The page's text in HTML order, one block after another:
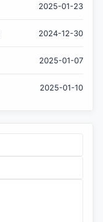
2025-01-23
2024-12-30
2025-01-07
2025-01-10